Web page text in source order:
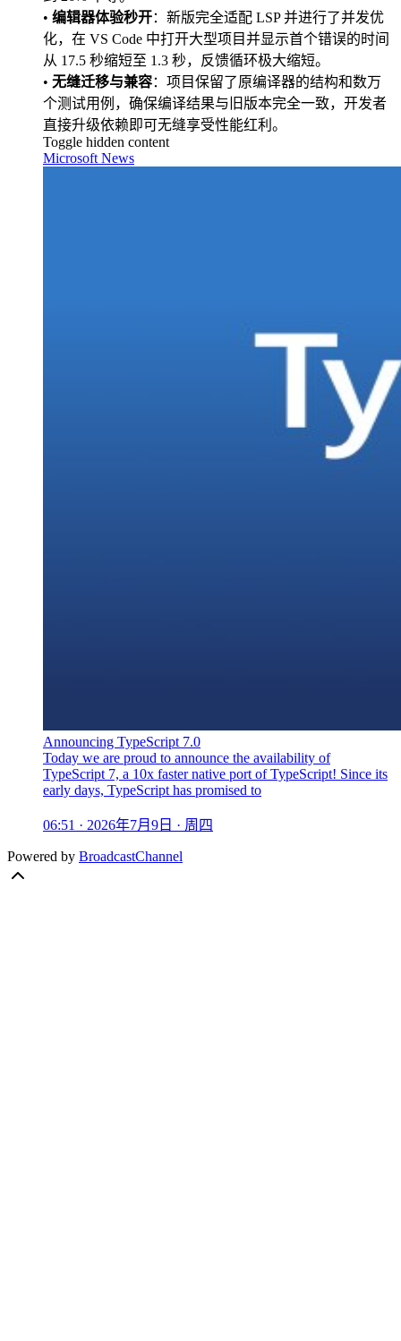
• 编辑器体验秒开：新版完全适配 LSP 并进行了并发优
化，在 VS Code 中打开大型项目并显示首个错误的时间
从 17.5 秒缩短至 1.3 秒，反馈循环极大缩短。
• 无缝迁移与兼容：项目保留了原编译器的结构和数万
个测试用例，确保编译结果与旧版本完全一致，开发者
直接升级依赖即可无缝享受性能红利。
Toggle hidden content
Microsoft News
Announcing TypeScript 7.0
Today we are proud to announce the availability of
TypeScript 7, a 10x faster native port of TypeScript! Since its
early days, TypeScript has promised to
06:51 · 2026年7月9日 · 周四
Powered by BroadcastChannel